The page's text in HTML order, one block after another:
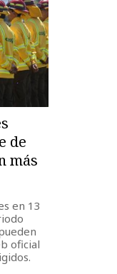
de
más
en 13
oficial